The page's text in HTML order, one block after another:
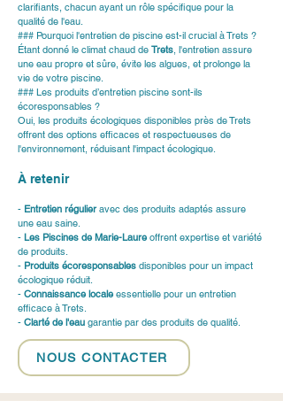
clarifiants, chacun ayant un rôle spécifique pour la
qualité de l'eau.
### Pourquoi l'entretien de piscine est-il crucial à Trets ?
Étant donné le climat chaud de Trets, l'entretien assure
une eau propre et sûre, évite les algues, et prolonge la
vie de votre piscine.
### Les produits d’entretien piscine sont-ils
écoresponsables ?
Oui, les produits écologiques disponibles près de Trets
offrent des options efficaces et respectueuses de
l'environnement, réduisant l'impact écologique.
À retenir
- Entretien régulier avec des produits adaptés assure
une eau saine.
- Les Piscines de Marie-Laure offrent expertise et variété
de produits.
- Produits écoresponsables disponibles pour un impact
écologique réduit.
- Connaissance locale essentielle pour un entretien
efficace à Trets.
- Clarté de l'eau garantie par des produits de qualité.
NOUS CONTACTER